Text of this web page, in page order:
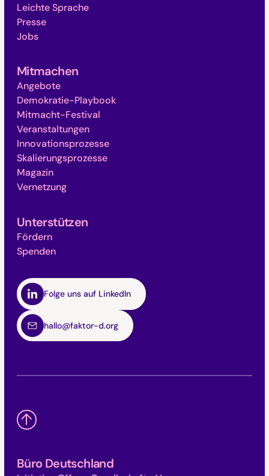
Folge uns auf LinkedIn
hallo@faktor-d.org
Leichte Sprache
Presse
Jobs
Mitmachen
Angebote
Demokratie-Playbook
Mitmacht-Festival
Veranstaltungen
Innovationsprozesse
Skalierungsprozesse
Magazin
Vernetzung
Unterstützen
Fördern
Spenden
Büro Deutschland